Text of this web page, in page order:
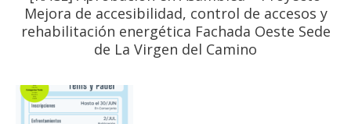
Mejora de accesibilidad, control de accesos y
rehabilitación energética Fachada Oeste Sede
de La Virgen del Camino